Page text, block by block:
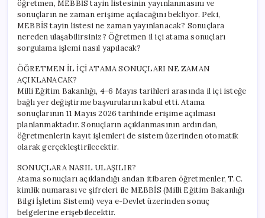
Atama
Sonuçlarına
Nasıl
Erişilir?
öğretmen, MEBBİS tayin listesinin yayınlanmasını ve
sonuçların ne zaman erişime açılacağını bekliyor. Peki,
MEBBİS tayin listesi ne zaman yayınlanacak? Sonuçlara
nereden ulaşabilirsiniz? Öğretmen il içi atama sonuçları
sorgulama işlemi nasıl yapılacak?
ÖĞRETMEN İL İÇİ ATAMA SONUÇLARI NE ZAMAN
AÇIKLANACAK?
Milli Eğitim Bakanlığı, 4-6 Mayıs tarihleri arasında il içi isteğe
bağlı yer değiştirme başvurularını kabul etti. Atama
sonuçlarının 11 Mayıs 2026 tarihinde erişime açılması
planlanmaktadır. Sonuçların açıklanmasının ardından,
öğretmenlerin kayıt işlemleri de sistem üzerinden otomatik
olarak gerçekleştirilecektir.
SONUÇLARA NASIL ULAŞILIR?
Atama sonuçları açıklandığı andan itibaren öğretmenler, T.C.
kimlik numarası ve şifreleri ile MEBBİS (Milli Eğitim Bakanlığı
Bilgi İşletim Sistemi) veya e-Devlet üzerinden sonuç
belgelerine erişebilecektir.